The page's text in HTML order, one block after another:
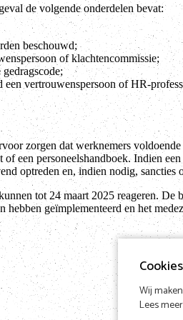
Wij
Lees
de volgende onderdelen bevat:
beschouwd;
of klachtencommissie;
vertrouwenspersoon of HR-
zorgen dat werknemers
een personeelshandboek. Indien
optreden en, indien nodig, sancties
tot 24 maart 2025 reageren. De
geïmplementeerd en het